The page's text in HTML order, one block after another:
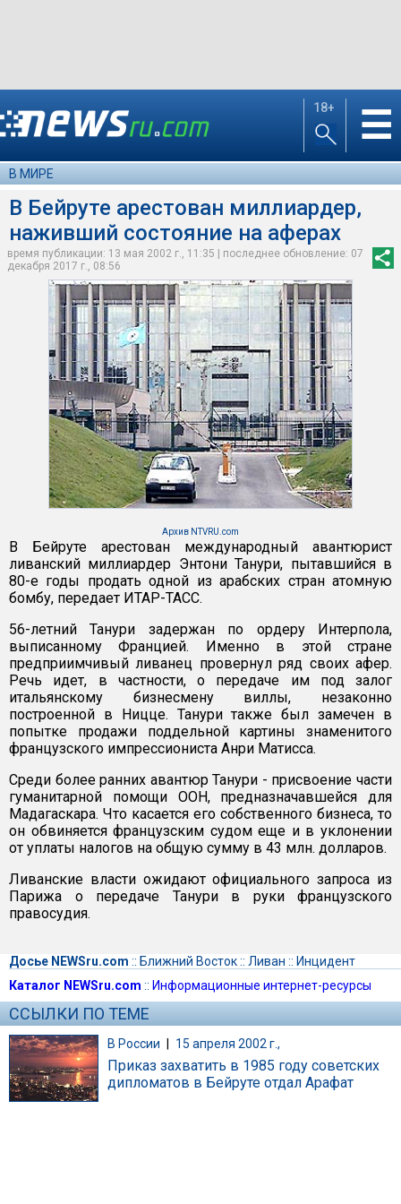
18+ ☰
В МИРЕ
В Бейруте арестован миллиардер,
наживший состояние на аферах
время публикации: 13 мая 2002 г., 11:35 | последнее обновление: 07
декабря 2017 г., 08:56
Архив NTVRU.com
В Бейруте арестован международный авантюрист
ливанский миллиардер Энтони Танури, пытавшийся в
80-е годы продать одной из арабских стран атомную
бомбу, передает ИТАР-ТАСС.
56-летний Танури задержан по ордеру Интерпола,
выписанному Францией. Именно в этой стране
предприимчивый ливанец провернул ряд своих афер.
Речь идет, в частности, о передаче им под залог
итальянскому бизнесмену виллы, незаконно
построенной в Ницце. Танури также был замечен в
попытке продажи поддельной картины знаменитого
французского импрессиониста Анри Матисса.
Среди более ранних авантюр Танури - присвоение части
гуманитарной помощи ООН, предназначавшейся для
Мадагаскара. Что касается его собственного бизнеса, то
он обвиняется французским судом еще и в уклонении
от уплаты налогов на общую сумму в 43 млн. долларов.
Ливанские власти ожидают официального запроса из
Парижа о передаче Танури в руки французского
правосудия.
Досье NEWSru.com :: Ближний Восток:: Ливан :: Инцидент
Каталог NEWSru.com :: Информационные интернет-ресурсы
ССЫЛКИ ПО ТЕМЕ
В России | 15 апреля 2002 г.,
Приказ захватить в 1985 году советских
дипломатов в Бейруте отдал Арафат